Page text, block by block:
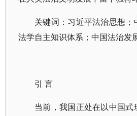
关键词：习近平法治思想；
法学自主知识体系；中国法治发
引 言
当前，我国正处在以中国